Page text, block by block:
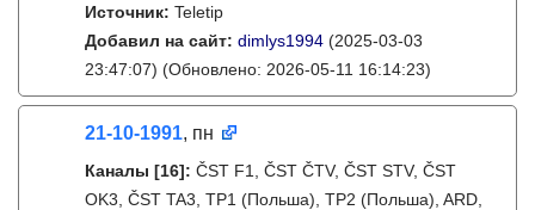
Источник: Teletip
Добавил на сайт: dimlys1994 (2025-03-03
23:47:07) (Обновлено: 2026-05-11 16:14:23)
21-10-1991, пн
Каналы [16]: ČST F1, ČST ČTV, ČST STV, ČST
OK3, ČST TA3, TP1 (Польша), TP2 (Польша), ARD,